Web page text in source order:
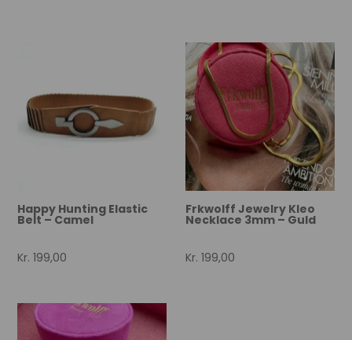
Happy Hunting Elastic
Belt – Camel
Kr. 199,00
Frkwolff Jewelry Kleo
Necklace 3mm – Guld
Kr. 199,00